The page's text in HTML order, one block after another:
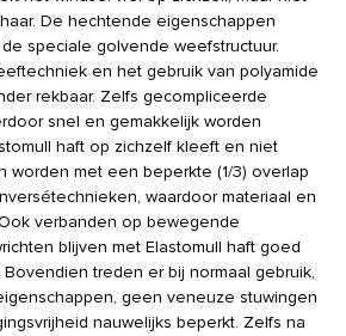
De hechtende eigenschappen
speciale golvende weefstructuur.
en het gebruik van polyamide
rekbaar. Zelfs gecompliceerde
snel en gemakkelijk worden
haft op zichzelf kleeft en niet
worden met een beperkte (1/3) overlap
waardoor materiaal en
verbanden op bewegende
blijven met Elastomull haft goed
treden er bij normaal gebruik,
geen veneuze stuwingen
nauwelijks beperkt. Zelfs na